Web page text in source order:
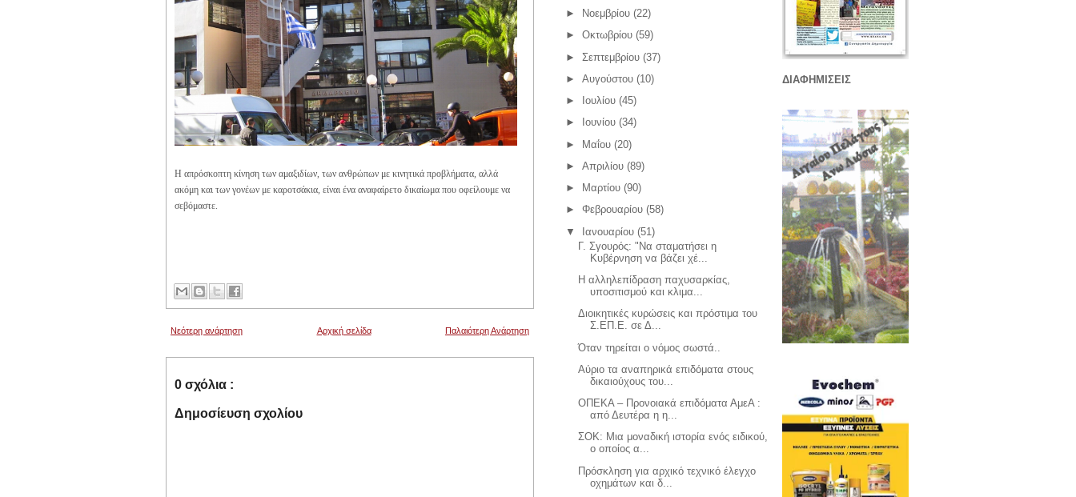
Η απρόσκοπτη κίνηση των αμαξιδίων, των ανθρώπων με κινητικά προβλήματα, αλλά
ακόμη και των γονέων με καροτσάκια, είναι ένα αναφαίρετο δικαίωμα που οφείλουμε να
σεβόμαστε.
Νεότερη ανάρτηση Παλαιότερη Ανάρτηση
Αρχική σελίδα
0 σχόλια :
Δημοσίευση σχολίου
►
Νοεμβρίου (22)
► Οκτωβρίου (59)
► Σεπτεμβρίου (37)
► Αυγούστου (10)
►
Ιουλίου (45)
►
Ιουνίου (34)
► Μαΐου (20)
► Απριλίου (89)
►
Μαρτίου (90)
► Φεβρουαρίου (58)
▼
Ιανουαρίου (51)
Γ. Σγουρός: "Να σταματήσει η
Κυβέρνηση να βάζει χέ...
Η αλληλεπίδραση παχυσαρκίας,
υποσιτισμού και κλιμα...
Διοικητικές κυρώσεις και πρόστιμα του
Σ.ΕΠ.Ε. σε Δ...
Όταν τηρείται ο νόμος σωστά..
Αύριο τα αναπηρικά επιδόματα στους
δικαιούχους του...
ΟΠΕΚΑ – Προνοιακά επιδόματα ΑμεΑ :
από Δευτέρα η η...
ΣΟΚ: Μια μοναδική ιστορία ενός ειδικού,
ο οποίος α...
Πρόσκληση για αρχικό τεχνικό έλεγχο
οχημάτων και δ...
ΔΙΑΦΗΜΙΣΕΙΣ